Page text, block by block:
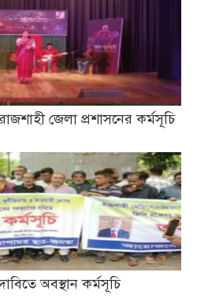
জেলা প্রশাসনের কর্মসূচি
অবস্থান কর্মসূচি